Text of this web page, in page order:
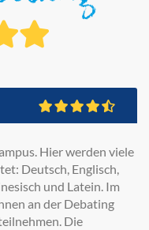
Hier werden viele
Deutsch, Englisch,
und Latein. Im
an der Debating
Die